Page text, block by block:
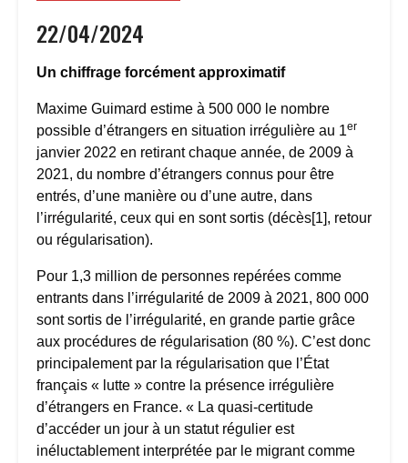
22/04/2024
Un chiffrage forcément approximatif
Maxime Guimard estime à 500 000 le nombre
possible d’étrangers en situation irrégulière au 1er
janvier 2022 en retirant chaque année, de 2009 à
2021, du nombre d’étrangers connus pour être
entrés, d’une manière ou d’une autre, dans
l’irrégularité, ceux qui en sont sortis (décès[1], retour
ou régularisation).
Pour 1,3 million de personnes repérées comme
entrants dans l’irrégularité de 2009 à 2021, 800 000
sont sortis de l’irrégularité, en grande partie grâce
aux procédures de régularisation (80 %). C’est donc
principalement par la régularisation que l’État
français « lutte » contre la présence irrégulière
d’étrangers en France. « La quasi-certitude
d’accéder un jour à un statut régulier est
inéluctablement interprétée par le migrant comme